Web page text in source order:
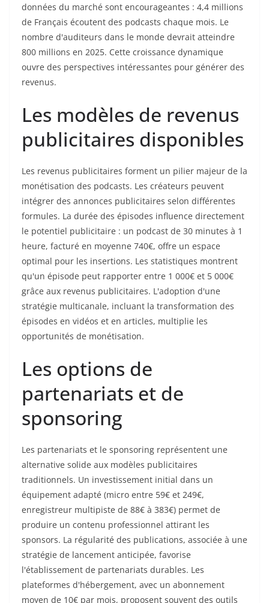
données du marché sont encourageantes : 4,4 millions
de Français écoutent des podcasts chaque mois. Le
nombre d'auditeurs dans le monde devrait atteindre
800 millions en 2025. Cette croissance dynamique
ouvre des perspectives intéressantes pour générer des
revenus.
Les modèles de revenus
publicitaires disponibles
Les revenus publicitaires forment un pilier majeur de la
monétisation des podcasts. Les créateurs peuvent
intégrer des annonces publicitaires selon différentes
formules. La durée des épisodes influence directement
le potentiel publicitaire : un podcast de 30 minutes à 1
heure, facturé en moyenne 740€, offre un espace
optimal pour les insertions. Les statistiques montrent
qu'un épisode peut rapporter entre 1 000€ et 5 000€
grâce aux revenus publicitaires. L'adoption d'une
stratégie multicanale, incluant la transformation des
épisodes en vidéos et en articles, multiplie les
opportunités de monétisation.
Les options de
partenariats et de
sponsoring
Les partenariats et le sponsoring représentent une
alternative solide aux modèles publicitaires
traditionnels. Un investissement initial dans un
équipement adapté (micro entre 59€ et 249€,
enregistreur multipiste de 88€ à 383€) permet de
produire un contenu professionnel attirant les
sponsors. La régularité des publications, associée à une
stratégie de lancement anticipée, favorise
l'établissement de partenariats durables. Les
plateformes d'hébergement, avec un abonnement
moyen de 10€ par mois, proposent souvent des outils